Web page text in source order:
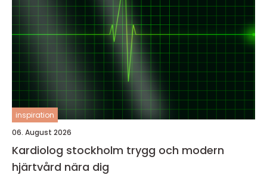
inspiration
06. August 2026
Kardiolog stockholm trygg och modern
hjärtvård nära dig